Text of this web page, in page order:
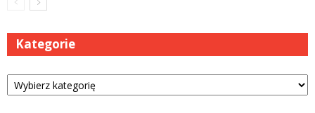
Kategorie
Kategorie